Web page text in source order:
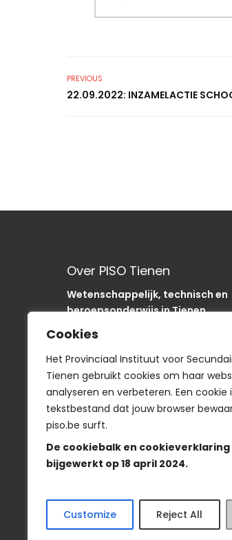
Cookies
Het Provinciaal Instituut voor
Tienen gebruikt cookies om haar
analyseren en verbeteren. Een cookie
tekstbestand dat jouw browser
piso.be surft.
De cookiebalk en
bijgewerkt op 18 april 2024.
Customize Reject All
PREVIOUS
22.09.2022: INZAMELACTIE
Over PISO Tienen
Wetenschappelijk, technisch en
beroepsonderwijs in Tienen.
Onze school is als “SODA“-
regio.
In het PISO zijn we op weg om
te buigen naar acties